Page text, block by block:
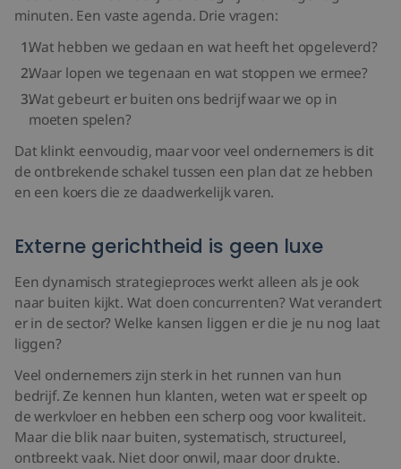
minuten. Een vaste agenda. Drie vragen:
Wat hebben we gedaan en wat heeft het opgeleverd?
Waar lopen we tegenaan en wat stoppen we ermee?
Wat gebeurt er buiten ons bedrijf waar we op in
moeten spelen?
Dat klinkt eenvoudig, maar voor veel ondernemers is dit
de ontbrekende schakel tussen een plan dat ze hebben
en een koers die ze daadwerkelijk varen.
Externe gerichtheid is geen luxe
Een dynamisch strategieproces werkt alleen als je ook
naar buiten kijkt. Wat doen concurrenten? Wat verandert
er in de sector? Welke kansen liggen er die je nu nog laat
liggen?
Veel ondernemers zijn sterk in het runnen van hun
bedrijf. Ze kennen hun klanten, weten wat er speelt op
de werkvloer en hebben een scherp oog voor kwaliteit.
Maar die blik naar buiten, systematisch, structureel,
ontbreekt vaak. Niet door onwil, maar door drukte.